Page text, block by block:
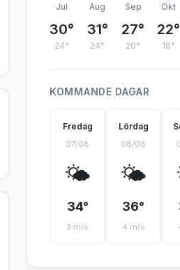
Jul
30°
24°
Aug
31°
24°
Sep
27°
20°
Okt
22°
16°
KOMMANDE DAGAR
Fredag
07/08
🌤️
34°
3 m/s
Lördag
08/08
🌤️
36°
4 m/s